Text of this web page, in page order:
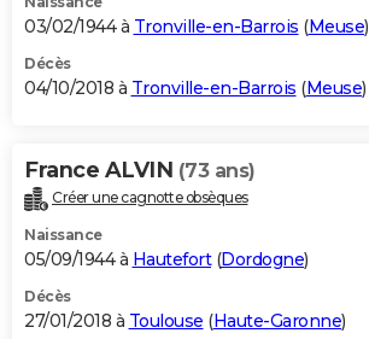
03/02/1944 à Tronville-en-Barrois (Meuse)
Décès
04/10/2018 à Tronville-en-Barrois (Meuse)
France ALVIN (73 ans)
Créer une cagnotte obsèques
Naissance
05/09/1944 à Hautefort(Dordogne)
Décès
27/01/2018 à Toulouse (Haute-Garonne)